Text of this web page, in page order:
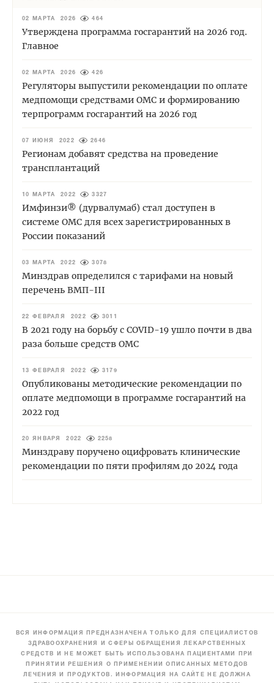
02 МАРТА 2026 464
Утверждена программа госгарантий на 2026 год.
Главное
02 МАРТА 2026 426
Регуляторы выпустили рекомендации по оплате
медпомощи средствами ОМС и формированию
терпрограмм госгарантий на 2026 год
07 ИЮНЯ 2022 2646
Регионам добавят средства на проведение
трансплантаций
10 МАРТА 2022 3327
Имфинзи® (дурвалумаб) стал доступен в
системе ОМС для всех зарегистрированных в
России показаний
03 МАРТА 2022 3078
Минздрав определился с тарифами на новый
перечень ВМП-III
22 ФЕВРАЛЯ 2022 3011
В 2021 году на борьбу с COVID-19 ушло почти в два
раза больше средств ОМС
13 ФЕВРАЛЯ 2022 3179
Опубликованы методические рекомендации по
оплате медпомощи в программе госгарантий на
2022 год
20 ЯНВАРЯ 2022 2258
Минздраву поручено оцифровать клинические
рекомендации по пяти профилям до 2024 года
ВСЯ ИНФОРМАЦИЯ ПРЕДНАЗНАЧЕНА ТОЛЬКО ДЛЯ СПЕЦИАЛИСТОВ
ЗДРАВООХРАНЕНИЯ И СФЕРЫ ОБРАЩЕНИЯ ЛЕКАРСТВЕННЫХ
СРЕДСТВ И НЕ МОЖЕТ БЫТЬ ИСПОЛЬЗОВАНА ПАЦИЕНТАМИ ПРИ
ПРИНЯТИИ РЕШЕНИЯ О ПРИМЕНЕНИИ ОПИСАННЫХ МЕТОДОВ
ЛЕЧЕНИЯ И ПРОДУКТОВ. ИНФОРМАЦИЯ НА САЙТЕ НЕ ДОЛЖНА